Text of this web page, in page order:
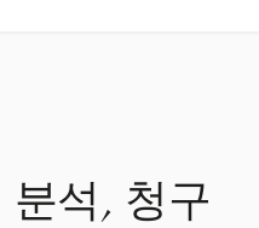
석, 청구